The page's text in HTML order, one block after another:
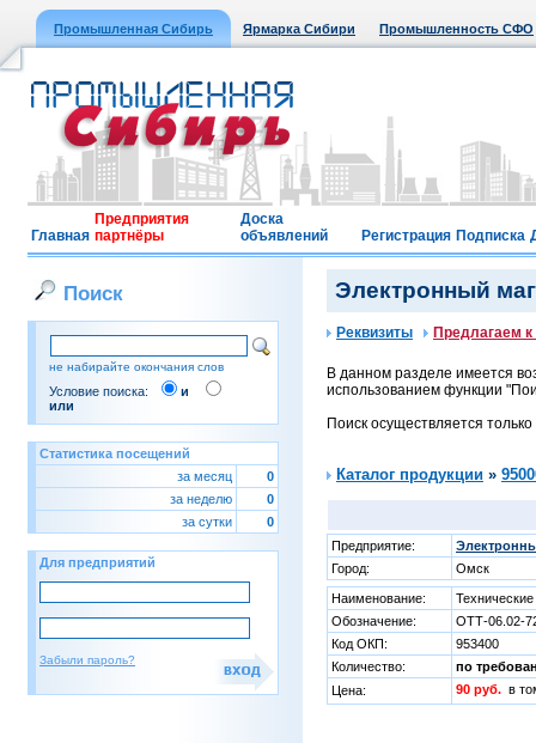
Промышленная Сибирь Ярмарка Сибири Промышленность СФО
Главная
Предприятия
партнёры
Доска
объявлений
Регистрация Подписка
Поиск
не набирайте окончания слов
Условие поиска:
и
или
Статистика посещений
за месяц
0
за неделю
0
за сутки
0
Для предприятий
Забыли пароль?
Электронный
Реквизиты Предлагаем
В данном разделе имеется
использованием функции
Поиск осуществляется
Каталог продукции »
Предприятие:
Город:
Омск
Наименование:
Обозначение:
ОТТ-06.02-
Код ОКП:
953400
Количество:
по
Цена:
90 руб. в